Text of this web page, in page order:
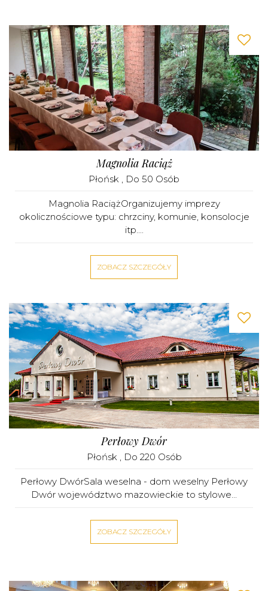
Magnolia Raciąż
Płońsk , Do 50 Osób
Magnolia RaciążOrganizujemy imprezy
okolicznościowe typu: chrzciny, komunie, konsolocje
itp....
ZOBACZ SZCZEGÓŁY
Perłowy Dwór
Płońsk , Do 220 Osób
Perłowy DwórSala weselna - dom weselny Perłowy
Dwór województwo mazowieckie to stylowe...
ZOBACZ SZCZEGÓŁY